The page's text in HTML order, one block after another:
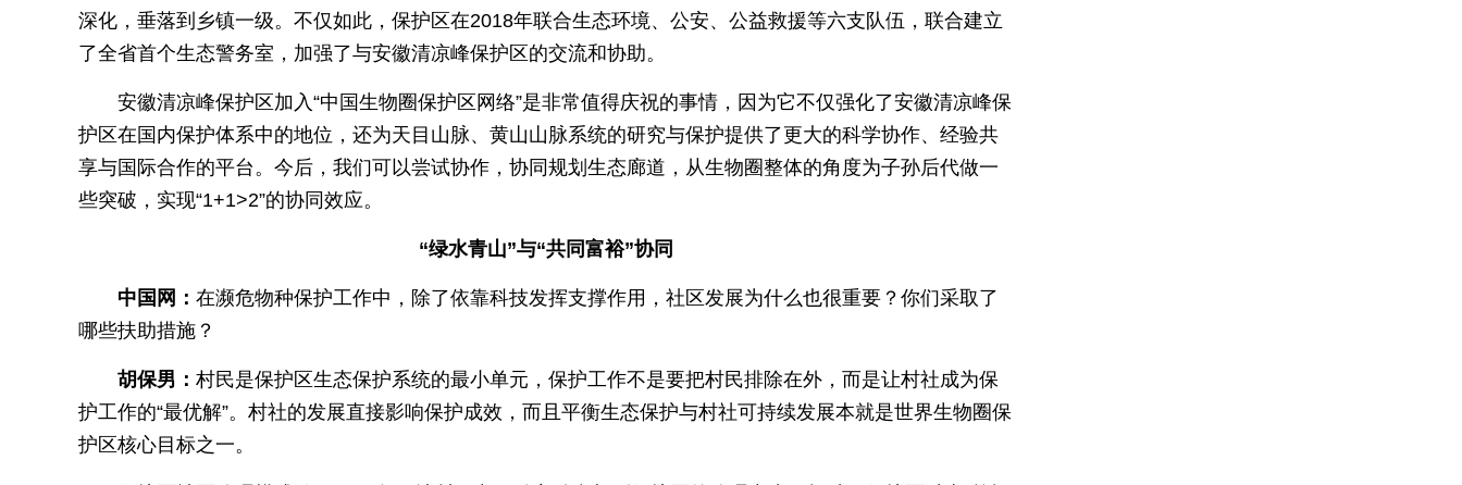
深化，垂落到乡镇一级。不仅如此，保护区在2018年联合生态环境、公安、公益救援等六支队伍，联合建立
了全省首个生态警务室，加强了与安徽清凉峰保护区的交流和协助。
安徽清凉峰保护区加入“中国生物圈保护区网络”是非常值得庆祝的事情，因为它不仅强化了安徽清凉峰保
护区在国内保护体系中的地位，还为天目山脉、黄山山脉系统的研究与保护提供了更大的科学协作、经验共
享与国际合作的平台。今后，我们可以尝试协作，协同规划生态廊道，从生物圈整体的角度为子孙后代做一
些突破，实现“1+1>2”的协同效应。
“绿水青山”与“共同富裕”协同
中国网： 在濒危物种保护工作中，除了依靠科技发挥支撑作用，社区发展为什么也很重要？你们采取了
哪些扶助措施？
胡保男： 村民是保护区生态保护系统的最小单元，保护工作不是要把村民排除在外，而是让村社成为保
护工作的“最优解”。村社的发展直接影响保护成效，而且平衡生态保护与村社可持续发展本就是世界生物圈保
护区核心目标之一。